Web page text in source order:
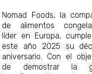
Nomad Foods, la
de alimentos
líder en Europa,
este año 2025 su
aniversario. Con el
de demostrar la